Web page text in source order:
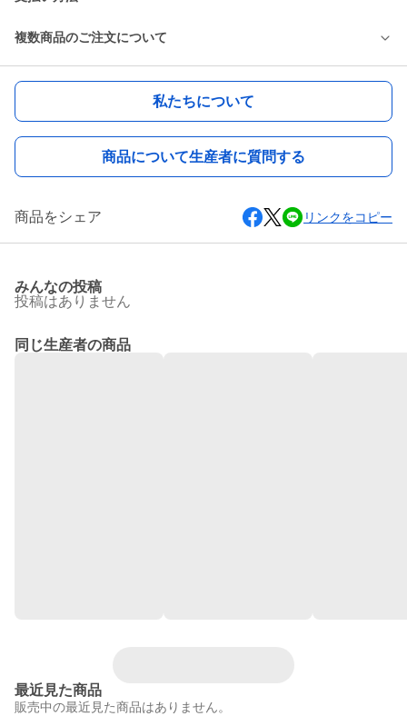
複数商品のご注文について
私たちについて
商品について生産者に質問する
商品をシェア リンクをコピー
みんなの投稿
投稿はありません
同じ生産者の商品
最近見た商品
販売中の最近見た商品はありません。